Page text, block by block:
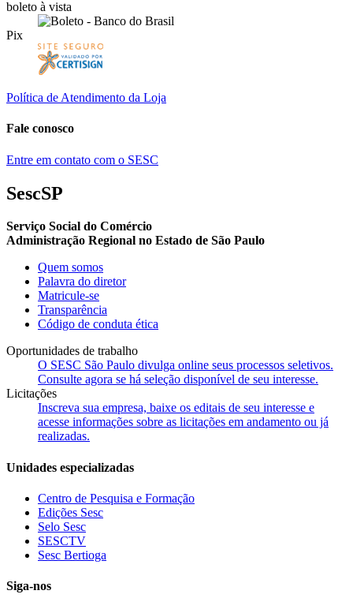
boleto à vista
Pix
Política de Atendimento da Loja
Fale conosco
Entre em contato com o SESC
SescSP
Serviço Social do Comércio
Administração Regional no Estado de São Paulo
Quem somos
Palavra do diretor
Matricule-se
Transparência
Código de conduta ética
Oportunidades de trabalho
O SESC São Paulo divulga online seus processos seletivos.
Consulte agora se há seleção disponível de seu interesse.
Licitações
Inscreva sua empresa, baixe os editais de seu interesse e
acesse informações sobre as licitações em andamento ou já
realizadas.
Unidades especializadas
Centro de Pesquisa e Formação
Edições Sesc
Selo Sesc
SESCTV
Sesc Bertioga
Siga-nos